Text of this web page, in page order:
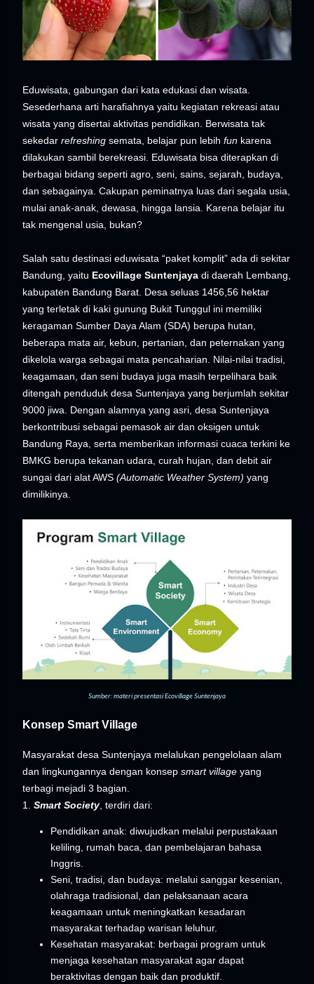
Eduwisata, gabungan dari kata edukasi dan wisata.
Sesederhana arti harafiahnya yaitu kegiatan rekreasi atau
wisata yang disertai aktivitas pendidikan. Berwisata tak
sekedar refreshing semata, belajar pun lebih fun karena
dilakukan sambil berekreasi. Eduwisata bisa diterapkan di
berbagai bidang seperti agro, seni, sains, sejarah, budaya,
dan sebagainya. Cakupan peminatnya luas dari segala usia,
mulai anak-anak, dewasa, hingga lansia. Karena belajar itu
tak mengenal usia, bukan?
Salah satu destinasi eduwisata “paket komplit” ada di sekitar
Bandung, yaitu Ecovillage Suntenjaya di daerah Lembang,
kabupaten Bandung Barat. Desa seluas 1456,56 hektar
yang terletak di kaki gunung Bukit Tunggul ini memiliki
keragaman Sumber Daya Alam (SDA) berupa hutan,
beberapa mata air, kebun, pertanian, dan peternakan yang
dikelola warga sebagai mata pencaharian. Nilai-nilai tradisi,
keagamaan, dan seni budaya juga masih terpelihara baik
ditengah penduduk desa Suntenjaya yang berjumlah sekitar
9000 jiwa. Dengan alamnya yang asri, desa Suntenjaya
berkontribusi sebagai pemasok air dan oksigen untuk
Bandung Raya, serta memberikan informasi cuaca terkini ke
BMKG berupa tekanan udara, curah hujan, dan debit air
sungai dari alat AWS (Automatic Weather System) yang
dimilikinya.
Sumber: materi presentasi Ecovillage Suntenjaya
Konsep Smart Village
Masyarakat desa Suntenjaya melalukan pengelolaan alam
dan lingkungannya dengan konsep smart village yang
terbagi mejadi 3 bagian.
1. Smart Society, terdiri dari:
Pendidikan anak: diwujudkan melalui perpustakaan
keliling, rumah baca, dan pembelajaran bahasa
Inggris.
Seni, tradisi, dan budaya: melalui sanggar kesenian,
olahraga tradisional, dan pelaksanaan acara
keagamaan untuk meningkatkan kesadaran
masyarakat terhadap warisan leluhur.
Kesehatan masyarakat: berbagai program untuk
menjaga kesehatan masyarakat agar dapat
beraktivitas dengan baik dan produktif.